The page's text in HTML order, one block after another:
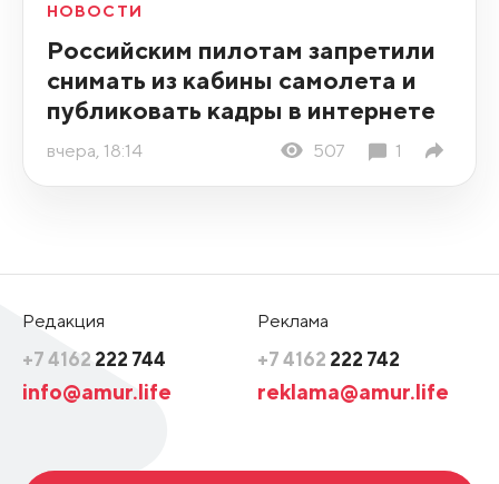
НОВОСТИ
Российским пилотам запретили
снимать из кабины самолета и
публиковать кадры в интернете
вчера, 18:14 507 1
Редакция
+7 4162 222 744
info@amur.life
Реклама
+7 4162 222 742
reklama@amur.life